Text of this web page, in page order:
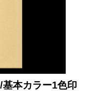
本カラー1色印